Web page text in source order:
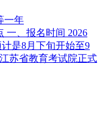
一年
一、报名时间 2026
是8月下旬开始至9
苏省教育考试院正式